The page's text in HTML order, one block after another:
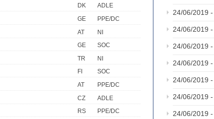
DK
ADLE
GE
PPE/DC
AT
NI
GE
SOC
TR
NI
FI
SOC
AT
PPE/DC
CZ
ADLE
RS
PPE/DC
24/06/2019 -
24/06/2019 -
24/06/2019 -
24/06/2019 -
24/06/2019 -
24/06/2019 -
24/06/2019 -